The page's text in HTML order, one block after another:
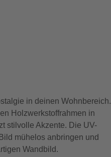
in deinen Wohnbereich.
Holzwerkstoffrahmen in
stilvolle Akzente. Die UV-
mühelos anbringen und
Wandbild.